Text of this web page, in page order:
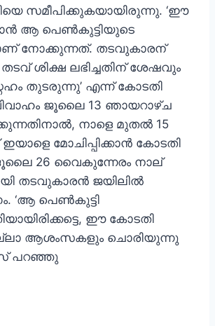
സമീപിക്കുകയായിരുന്നു. ‘ഈ
ആ പെൺകുട്ടിയുടെ
നോക്കുന്നത്. തടവുകാരന്
ശിക്ഷ ലഭിച്ചതിന് ശേഷവും
തുടരുന്നു’ എന്ന് കോടതി
വിവാഹം ജൂലൈ 13 ഞായറാഴ്ച
നാളെ മുതൽ 15
മോചിപ്പിക്കാൻ കോടതി
ജൂലൈ 26 വൈകുന്നേരം നാല്
തടവുകാരൻ ജയിലിൽ
‘ആ പെൺകുട്ടി
ഈ കോടതി
ആശംസകളും ചൊരിയുന്നു
പറഞ്ഞു